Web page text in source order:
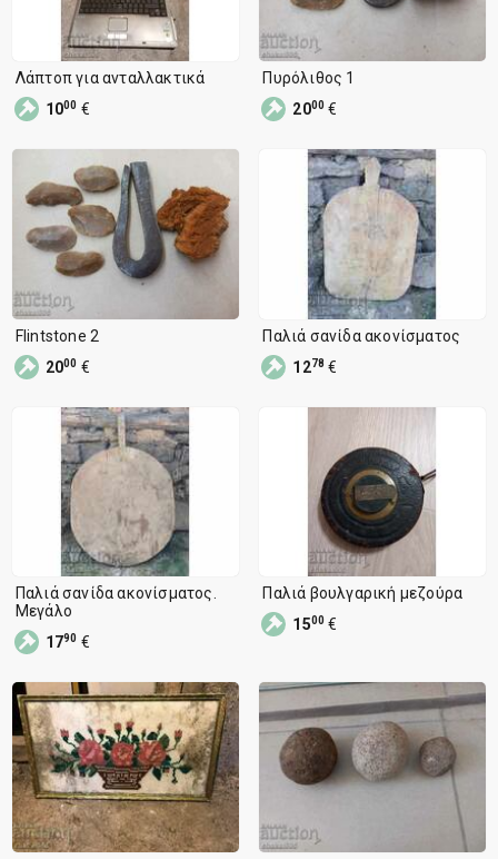
Λάπτοπ για ανταλλακτικά
1000 €
Πυρόλιθος 1
2000 €
Flintstone 2
2000 €
Παλιά σανίδα ακονίσματος
1278 €
Παλιά σανίδα ακονίσματος.
Μεγάλο
1790 €
Παλιά βουλγαρική μεζούρα
1500 €